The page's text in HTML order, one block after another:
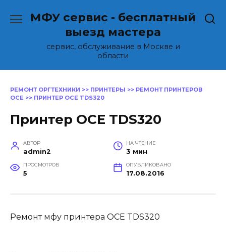
МФУ сервис - бесплатный
выезд мастера
сервис, обслуживание в Москве и
области
РЕМОНТ ОРГТЕХНИКИ >> ПРИНТЕРЫ >> РЕМОНТ ПРИНТЕРОВ
OCE >> ПРИНТЕР OCE TDS320
Принтер OCE TDS320
АВТОР
admin2
НА ЧТЕНИЕ
3 мин
ПРОСМОТРОВ
5
ОПУБЛИКОВАНО
17.08.2016
Ремонт мфу принтера OCE TDS320